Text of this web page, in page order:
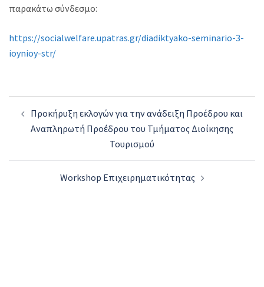
παρακάτω σύνδεσμο:
https://socialwelfare.upatras.gr/diadiktyako-seminario-3-
ioynioy-str/
navigation
Προκήρυξη εκλογών για την ανάδειξη Προέδρου και
Αναπληρωτή Προέδρου του Τμήματος Διοίκησης
Τουρισμού
Workshop Επιχειρηματικότητας